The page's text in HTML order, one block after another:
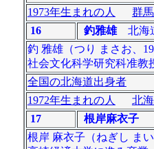
1973年生まれの人
群
16
釣雅雄北海
釣 雅雄（つり まさお、
社会文化科学研究科准教
全国の北海道出身者
1972年生まれの人
北
17
根岸麻衣子
根岸 麻衣子（ねぎし ま